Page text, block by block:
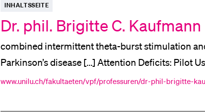
INHALTSSEITE
Dr. phil. Brigitte C. Kaufmann
combined intermittent theta-burst stimulation
Parkinson’s disease [...] Attention Deficits: Pilot
(10), e34884 ff. https://doi.org/10.2196/34884 [...]
www.unilu.ch/fakultaeten/vpf/professuren/dr-phil-brigitte-